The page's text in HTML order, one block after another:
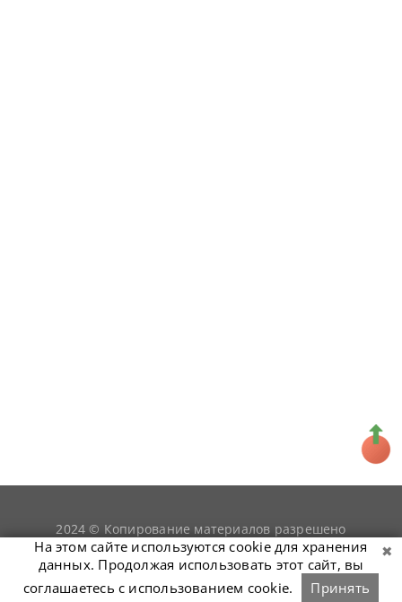
2024 © Копирование материалов разрешено
только при условии гиперссылки наsnookerist.ru
На этом сайте используются cookie для хранения
данных. Продолжая использовать этот сайт, вы
соглашаетесь с использованием cookie.
Принять